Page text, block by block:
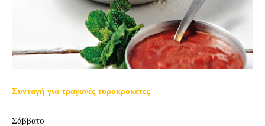
Συνταγή για τραγανές τυροκροκέτες
Σάββατο